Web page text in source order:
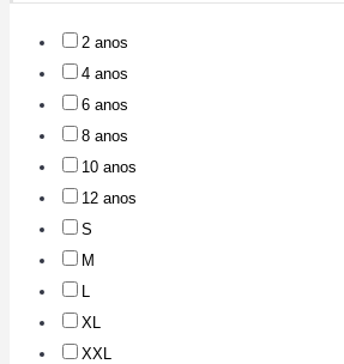
2 anos
4 anos
6 anos
8 anos
10 anos
12 anos
S
M
L
XL
XXL